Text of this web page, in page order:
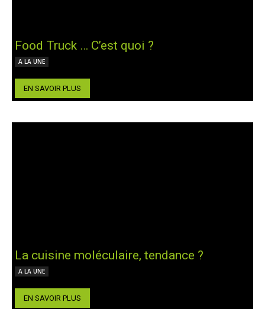
Food Truck … C’est quoi ?
A LA UNE
EN SAVOIR PLUS
La cuisine moléculaire, tendance ?
A LA UNE
EN SAVOIR PLUS